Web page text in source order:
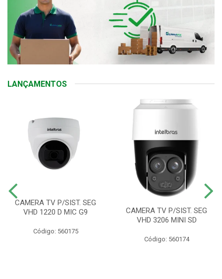
LANÇAMENTOS
CAMERA TV P/SIST. SEG
VHD 1220 D MIC G9
Código: 560175
CAMERA TV P/SIST. SEG
VHD 3206 MINI SD
Código: 560174